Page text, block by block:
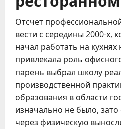
Отсчет
вести с середины 2000-х,
начал работать на
привлекала роль
парень выбрал школу
производственной
образования в области
изначально не было,
через физическую